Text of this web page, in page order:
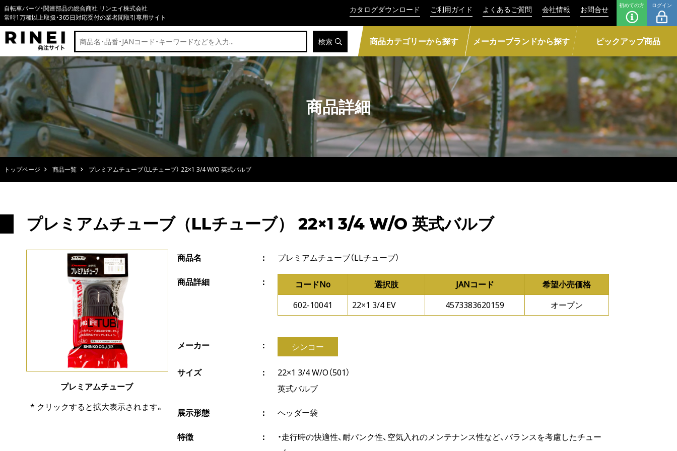
自転車パーツ・関連部品の総合商社 リンエイ株式会社
常時1万種以上取扱・365日対応受付の業者間取引専用サイト
カタログダウンロード ご利用ガイド よくあるご質問 会社情報 お問合せ 初めての方 ログイン
検索 商品カテゴリーから探す メーカーブランドから探す ピックアップ商品
商品詳細
トップページ 商品一覧 プレミアムチューブ（LLチューブ） 22×1 3/4 W/O 英式バルブ
プレミアムチューブ（LLチューブ） 22×1 3/4 W/O 英式バルブ
プレミアムチューブ
* クリックすると拡大表示されます。
商品名 プレミアムチューブ（LLチューブ）
商品詳細 コードNo 選択肢 JANコード
希望小売価格
602-10041
22×1 3/4 EV 4573383620159 オープン
メーカー シンコー
サイズ
22×1 3/4 W/O（501）
英式バルブ
展示形態 ヘッダー袋
特徴
・走行時の快適性、耐パンク性、空気入れのメンテナンス性など、バランスを考慮したチュー